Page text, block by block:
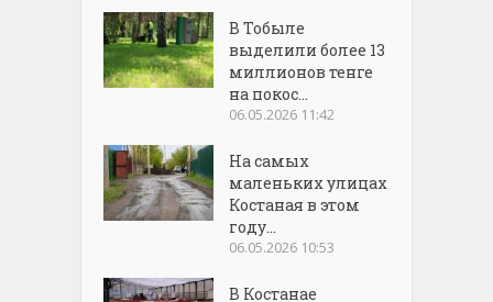
В Тобыле
выделили более 13
миллионов тенге
на покос...
06.05.2026 11:42
На самых
маленьких улицах
Костаная в этом
году...
06.05.2026 10:53
В Костанае